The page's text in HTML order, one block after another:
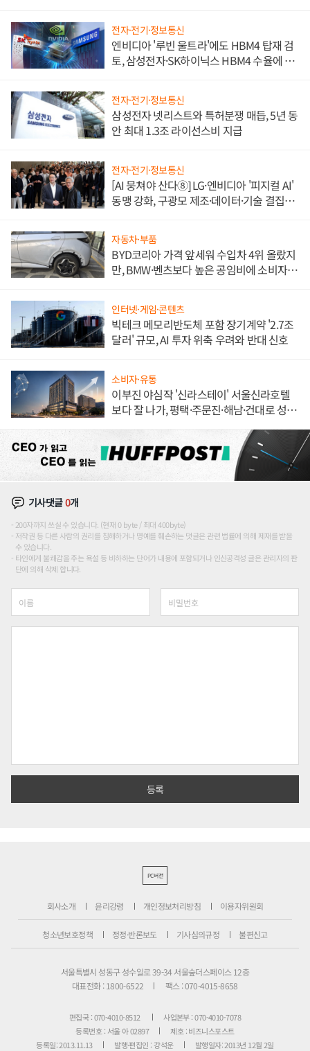
전자·전기·정보통신
엔비디아 '루빈 울트라'에도 HBM4 탑재 검
토, 삼성전자·SK하이닉스 HBM4 수율에 주
전자·전기·정보통신
삼성전자 넷리스트와 특허분쟁 매듭, 5년 동
안 최대 1.3조 라이선스비 지급
전자·전기·정보통신
[AI 뭉쳐야 산다⑧] LG·엔비디아 '피지컬 AI'
동맹 강화, 구광모 제조·데이터·기술 결집
자동차·부품
BYD코리아 가격 앞세워 수입차 4위 올랐지
만, BMW·벤츠보다 높은 공임비에 소비자
인터넷·게임·콘텐츠
빅테크 메모리반도체 포함 장기계약 '2.7조
달러' 규모, AI 투자 위축 우려와 반대 신호
소비자·유통
이부진 야심작 '신라스테이' 서울신라호텔
보다 잘 나가, 평택·주문진·해남·건대로 성
기사댓글0개
200자까지 쓰실 수 있습니다. (현재 0 byte / 최대 400byte)
저작권 등 다른 사람의 권리를 침해하거나 명예를 훼손하는 댓글은 관련 법률에 의해 제재를 받을
수 있습니다.
타인에게 불쾌감을 주는 욕설 등 비하하는 단어가 내용에 포함되거나 인신공격성 글은 관리자의 판
단에 의해 삭제 합니다.
PC버전
회사소개 윤리강령 개인정보처리방침 이용자위원회
청소년보호정책 정정·반론보도 기사심의규정 불편신고
서울특별시 성동구 성수일로 39-34 서울숲더스페이스 12층
대표전화 : 1800-6522
팩스 : 070-4015-8658
편집국 : 070-4010-8512
사업본부 : 070-4010-7078
등록번호 : 서울 아 02897
제호 : 비즈니스포스트
등록일: 2013.11.13
발행·편집인 : 강석운 발행일자: 2013년 12월 2일